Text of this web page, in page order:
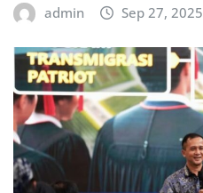
admin Sep 27, 2025